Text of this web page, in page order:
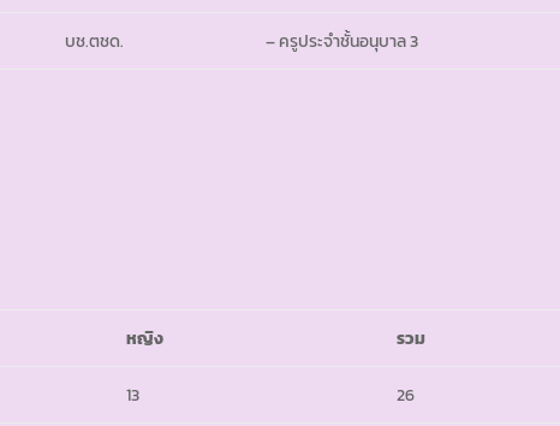
บช.ตชด. – ครูประจำชั้นอนุบาล 3
หญิง รวม
13 26